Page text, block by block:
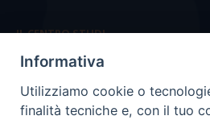
IL CENTRO STUDI
La nostra storia
Statuto
Informativa
Utilizziamo cookie o
finalità tecniche e, con il tuo